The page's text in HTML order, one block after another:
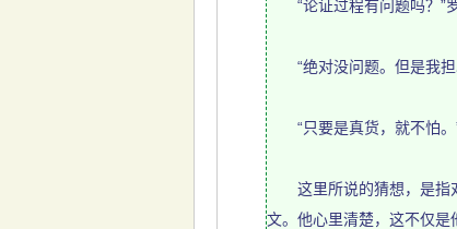
“论证过程有问题吗？”罗
“绝对没问题。但是我担
“只要是真货，就不怕。
这里所说的猜想，是指对
文。他心里清楚，这不仅是